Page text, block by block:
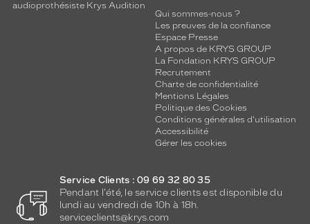
audioprothésiste Krys Audition
Qui sommes-nous ?
Les preuves de la confiance
Espace Presse
A propos de KRYS GROUP
La Fondation KRYS GROUP
Recrutement
Charte de confidentialité
Mentions Légales
Politique des Cookies
Conditions générales d'utilisation
Accessibilité
Gérer les cookies
Service Clients : 09 69 32 80 35
Pendant l'été, le service clients est disponible du
lundi au vendredi de 10h à 18h.
serviceclients@krys.com